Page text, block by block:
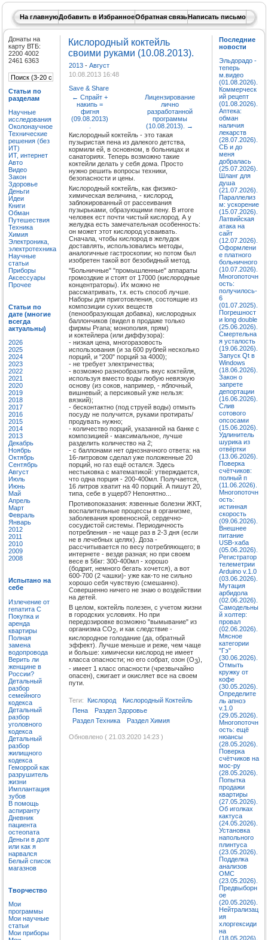
На главнуюДобавить в ИзбранноеОбратная связьНаписать письмо
Донаты на
карту ВТБ:
2200 4002
2461 6363
Статьи по
разделам
Научные
исследования
Околонаучное
Технические
решения (без
ИТ)
ИТ, интернет
Авто
Видео
Закон
Здоровье
Деньги
Идеи
Книги
Обман
Путешествия
Техника
Химия
Электроника,
электротехника
Научные
статьи
Приборы
Аксессуары
Прочее
Статьи по
дате (многие
всегда
актуальны)
2026
2025
2024
2023
2022
2021
2020
2019
2018
2017
2016
2015
2014
2013
Декабрь
Ноябрь
Октябрь
Сентябрь
Август
Июль
Июнь
Май
Апрель
Март
Февраль
Январь
2012
2011
2010
2009
2008
Испытано на
себе
Излечение от
гепатита C
Покупка и
аренда
квартиры
Полная
замена
водопровода
Верить ли
женщине в
России?
Детальный
разбор
семейного
кодекса
Детальный
разбор
уголовного
кодекса
Детальный
разбор
жилищного
кодекса
Геморрой как
разрушитель
жизни
Имплантация
зубов
В помощь
аспиранту
Дневник
пациента
остеопата
Деньги в долг
или как я
нарвался
Белый список
магазнов
Творчество
Мои
программы
Мои научные
статьи
Мои приборы
Кислородный коктейль
своими руками (10.08.2013).
2013 - Август
10.08.2013 16:48
Save & Share
← Спрайт +
накипь =
фигня
(09.08.2013)
Лицензирование
лично
разработанной
программы
(10.08.2013).
→
Кислородный коктейль - это такая
пузыристая пена из далекого детства,
кормили ей, в основном, в больницах и
санаториях. Теперь возможно такие
коктейли делать у себя дома. Просто
нужно решить вопросы техники,
безопасности и цены.
Кислородный коктейль, как физико-
химическая величина, - кислород,
заблокированный от рассеивания
пузырьками, образующими пену. В итоге
человек ест почти чистый кислород. А у
желудка есть замечательная особенность:
он может этот кислород усваивать.
Сначала, чтобы кислород в желудок
доставлять, использовались методы,
аналогичные гастроскопии; но потом был
изобретен такой вот безобидный метод.
"Больничные" "промышленные" аппараты
громоздкие и стоят от 17000 (кислородные
концентраторы). Их можно не
рассматривать, т.к. есть способ лучше.
Наборы для приготовления, состоящие из
композиции сухих веществ
(пенообразующая добавка), кислородных
баллончиков (видел в продаже только
фирмы Prana; монополия, прям)
и коктейлера (или диффузора):
- низкая цена, многоразовость
использования (и за 600 рублей несколько
порций, и "200" порций за 4000);
- не требует электричества;
- возможно разнообразить вкус коктейля,
используя вместо воды любую невязкую
основу (из соков, например, - яблочный,
вишневый; а персиковый уже нельзя:
вязкий);
- бесконтактно (под струей воды) отмыть
посуду не получится, руками протирать/
продувать нужно;
- количество порций, указанной на банке с
композицией - максимальное, лучше
разделить количество на 2;
- с баллонами нет однозначного ответа: на
16-литровом сделал уже положенные 20
порций, но газ ещё остался. Здесь
нестыковка с математикой: утверждается,
что одна порция - 200-400мл. Получается,
16 литров хватит на 40 порций. А пишут 20,
типа, себе в ущерб? Непонятно...
Противопоказания: язвенные болезни ЖКТ,
воспалительные процессы в организме,
заболевания кровеносной, сердечно-
сосудистой системы. Периодичность
потребления - не чаще раз в 2-3 дня (если
не в лечебных целях). Доза -
рассчитывается по весу потребляющего; в
интернете - везде разная; но при своем
весе в 56кг: 300-400мл - хорошо
(бодрит, немного бегать хочется), а вот
600-700 (2 чашки)- уже как-то не сильно
хорошо себя чувствую (смешанно).
Совершенно ничего не знаю о воздействии
на детей.
В целом, коктейль полезен, с учетом жизни
в городских условиях. Но при
передозировке возможно "вымывание" из
организма CO2 , и как следствие -
кислородное голодание (да, обратный
эффект). Лучше меньше и реже, чем чаще
и больше: химически кислород не имеет
класса опасности; но его собрат, озон (O3),
- имеет 1 класс опасности (чрезвычайно
опасен), сжигает и окисляет все на своем
пути.
Теги: Кислород
Кислородный Коктейль
Пена
Раздел Здоровье
Раздел Техника
Раздел Химия
Обновлено ( 21.03.2020 14:23 )
Последние
новости
Эльдорадо -
теперь
м.видео
(01.08.2026).
Коммерческ
ий рецепт
(01.08.2026).
Аптека:
обман
наличия
лекарств
(28.07.2026).
СБ и до
меня
добралась
(25.07.2026).
Шланг для
душа
(21.07.2026).
Параллелиз
м: ускорение
(15.07.2026).
Латвийская
атака на
сайт
(12.07.2026).
Оформлени
е платного
больничного
(10.07.2026).
Многопоточн
ость:
получилось-
6
(01.07.2025).
Погрешност
и long double
(25.06.2026).
Смертельна
я усталость
(19.06.2026).
Запуск Qt в
Windows
(18.06.2026).
Закон о
запрете
депортации
(16.06.2026).
Слив
сотового
опсосами
(15.06.2026).
Удлинитель
шурика из
отвёртки
(13.06.2026).
Поверка
счётчиков:
полный п
(11.06.2026).
Многопоточн
ость:
истинная
скорость
(09.06.2026).
Внешнее
питание
USB-хаба
(05.06.2026).
Регистратор
телеметрии
Arduino v.1.0
(03.06.2026).
Мутация
арбидола
(02.06.2026).
Самодельны
й холтер:
провал
(02.06.2026).
Мясное
категории
"Гэ"
(30.06.2026).
Отмыть
кружку от
кофе
(30.05.2026).
Определите
ль апноэ
v.1.0
(29.05.2026).
Многопоточн
ость: ещё
нюансы
(28.05.2026).
Поверка
счётчиков на
мос-ру
(28.05.2026).
Попытка
продажи
квартиры
(27.05.2026).
Об иголках
кактуса
(24.05.2026).
Установка
напольного
плинтуса
(23.05.2026).
Подделка
анализов
ОМС
(23.05.2026).
Предвыборн
ое
(20.05.2026).
Нейтрализац
ия
хлоргексиди
на
(18.05.2026).